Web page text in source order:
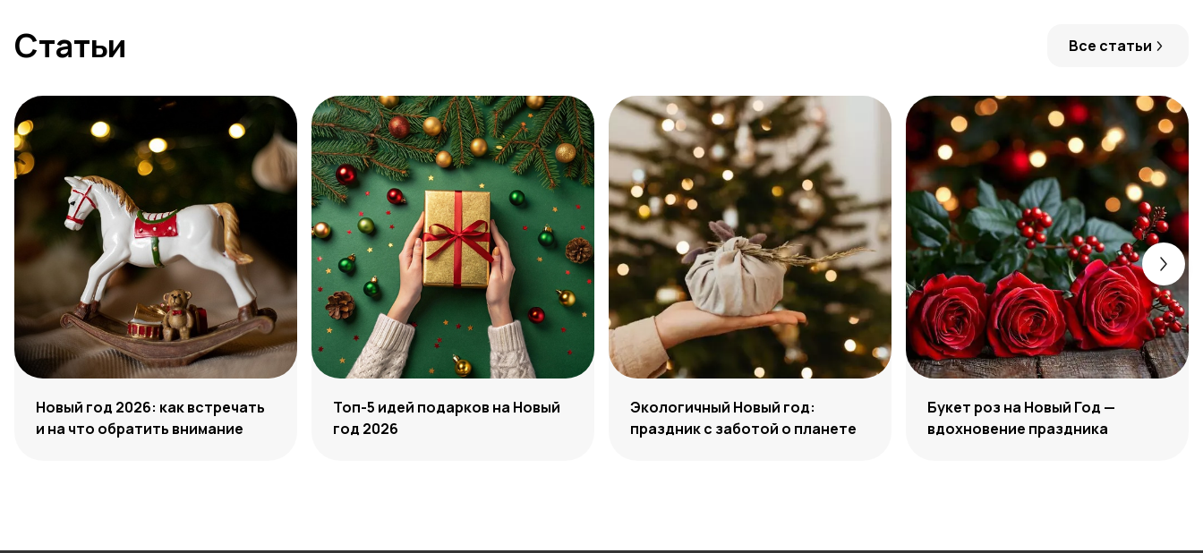
Статьи Все статьи
Новый год 2026: как встречать
и на что обратить внимание
Топ-5 идей подарков на Новый
год 2026
Экологичный Новый год:
праздник с заботой о планете
Букет роз на Новый Год —
вдохновение праздника